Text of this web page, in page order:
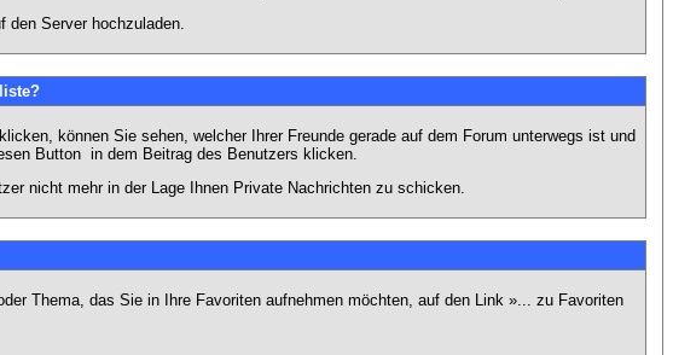
den Server hochzuladen.
können Sie sehen, welcher Ihrer Freunde gerade auf dem Forum unterwegs ist und
Button in dem Beitrag des Benutzers klicken.
nicht mehr in der Lage Ihnen Private Nachrichten zu schicken.
Thema, das Sie in Ihre Favoriten aufnehmen möchten, auf den Link »... zu Favoriten